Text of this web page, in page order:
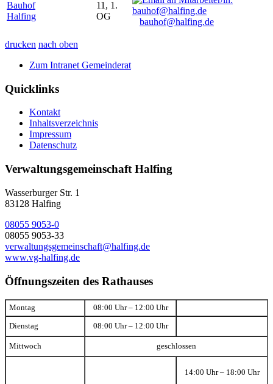
Bauhof
Halfing
11, 1.
OG
bauhof@halfing.de
drucken nach oben
Zum Intranet Gemeinderat
Quicklinks
Kontakt
Inhaltsverzeichnis
Impressum
Datenschutz
Verwaltungsgemeinschaft Halfing
Wasserburger Str. 1
83128 Halfing
08055 9053-0
08055 9053-33
verwaltungsgemeinschaft@halfing.de
www.vg-halfing.de
Öffnungszeiten des Rathauses
Montag 08:00 Uhr – 12:00 Uhr
Dienstag 08:00 Uhr – 12:00 Uhr
Mittwoch geschlossen
14:00 Uhr – 18:00 Uhr